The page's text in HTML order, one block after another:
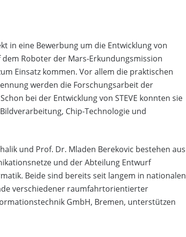
in eine Bewerbung um die Entwicklung von
Roboter der Mars-Erkundungsmission
Einsatz kommen. Vor allem die praktischen
werden die Forschungsarbeit der
bei der Entwicklung von STEVE konnten sie
Chip-Technologie und
und Prof. Dr. Mladen Berekovic bestehen aus
und der Abteilung Entwurf
Beide sind bereits seit langem in nationalen
verschiedener raumfahrtorientierter
GmbH, Bremen, unterstützen